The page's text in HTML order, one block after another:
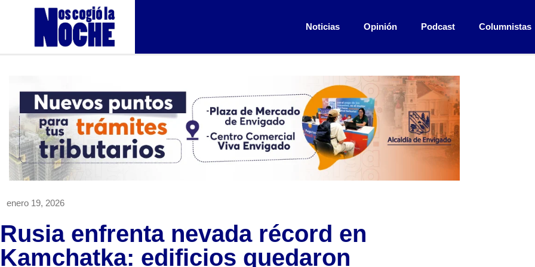
Noticias Opinión Podcast Columnistas
enero 19, 2026
Rusia enfrenta nevada récord en
Kamchatka: edificios quedaron